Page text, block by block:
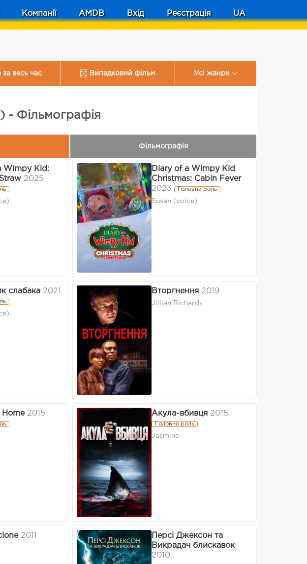
Компанії AMDB Вхід Реєстрація UA
весь час Випадковий фільм Усі жанри
- Фільмографія
Фільмографія
Wimpy Kid:
2025
Diary of a Wimpy Kid
Christmas: Cabin Fever
2023
Головна роль
Susan (voice)
слабака 2021 Вторгнення 2019
Jillian Richards
2015 Акула-вбивця 2015
Головна роль
Jasmine
2011
Персі Джексон та
Викрадач блискавок
2010